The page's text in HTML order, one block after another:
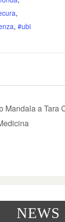
,
, #ubi
Mandala a Tara